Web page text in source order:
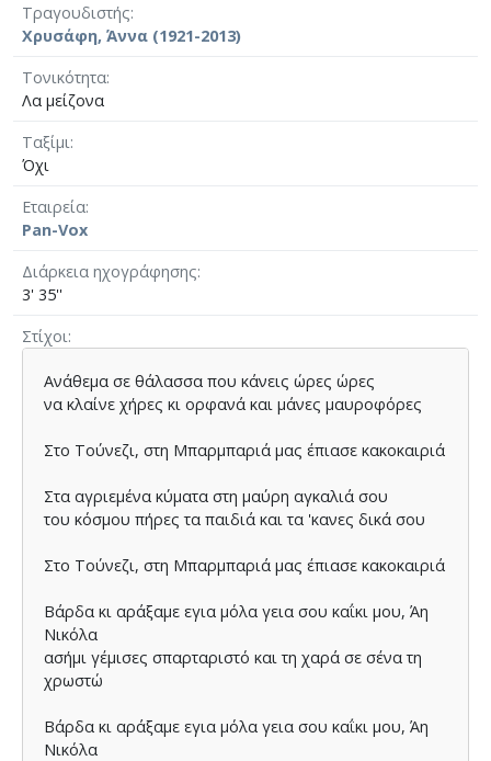
Τραγουδιστής
Χρυσάφη, Άννα (1921-2013)
Τονικότητα
Λα μείζονα
Ταξίμι
Όχι
Εταιρεία
Pan-Vox
Διάρκεια ηχογράφησης
3' 35''
Στίχοι
Ανάθεμα σε θάλασσα που κάνεις ώρες ώρες
να κλαίνε χήρες κι ορφανά και μάνες μαυροφόρες
Στο Τούνεζι, στη Μπαρμπαριά μας έπιασε κακοκαιριά
Στα αγριεμένα κύματα στη μαύρη αγκαλιά σου
του κόσμου πήρες τα παιδιά και τα 'κανες δικά σου
Στο Τούνεζι, στη Μπαρμπαριά μας έπιασε κακοκαιριά
Βάρδα κι αράξαμε εγια μόλα γεια σου καΐκι μου, Άη
Νικόλα
ασήμι γέμισες σπαρταριστό και τη χαρά σε σένα τη
χρωστώ
Βάρδα κι αράξαμε εγια μόλα γεια σου καΐκι μου, Άη
Νικόλα